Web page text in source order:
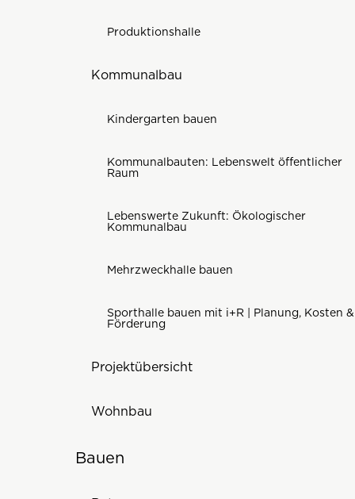
Produktionshalle
Kommunalbau
Kindergarten bauen
Kommunalbauten: Lebenswelt öffentlicher
Raum
Lebenswerte Zukunft: Ökologischer
Kommunalbau
Mehrzweckhalle bauen
Sporthalle bauen mit i+R | Planung, Kosten &
Förderung
Projektübersicht
Wohnbau
Bauen